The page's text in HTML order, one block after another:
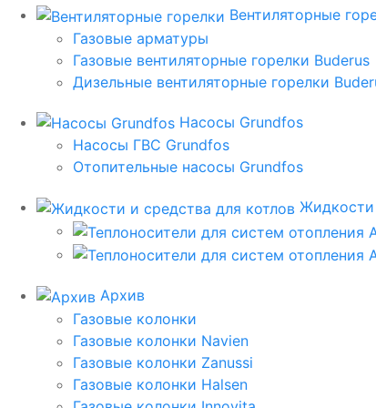
Вентиляторные
Газовые арматуры
Газовые вентиляторные горелки Buderus
Дизельные вентиляторные горелки
Насосы Grundfos
Насосы ГВС Grundfos
Отопительные насосы Grundfos
Жидкости
Архив
Газовые колонки
Газовые колонки Navien
Газовые колонки Zanussi
Газовые колонки Halsen